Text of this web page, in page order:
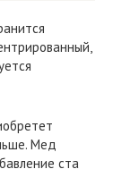
Мед
ста